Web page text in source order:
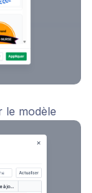
le modèle